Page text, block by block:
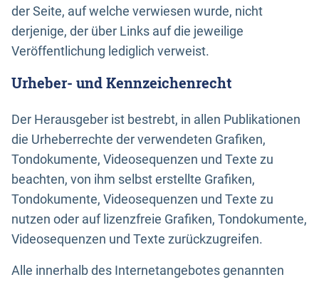
der Seite, auf welche verwiesen wurde, nicht
derjenige, der über Links auf die jeweilige
Veröffentlichung lediglich verweist.
Urheber- und Kennzeichenrecht
Der Herausgeber ist bestrebt, in allen Publikationen
die Urheberrechte der verwendeten Grafiken,
Tondokumente, Videosequenzen und Texte zu
beachten, von ihm selbst erstellte Grafiken,
Tondokumente, Videosequenzen und Texte zu
nutzen oder auf lizenzfreie Grafiken, Tondokumente,
Videosequenzen und Texte zurückzugreifen.
Alle innerhalb des Internetangebotes genannten